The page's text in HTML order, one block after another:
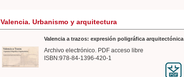
Valencia. Urbanismo y arquitectura
Valencia a trazos: expresión poligráfica arquitectónica
Archivo electrónico. PDF acceso libre
ISBN:978-84-1396-420-1